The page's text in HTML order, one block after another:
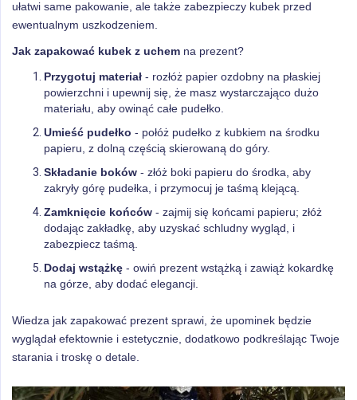
ułatwi same pakowanie, ale także zabezpieczy kubek przed
ewentualnym uszkodzeniem.
Jak zapakować kubek z uchem na prezent?
Przygotuj materiał - rozłóż papier ozdobny na płaskiej
powierzchni i upewnij się, że masz wystarczająco dużo
materiału, aby owinąć całe pudełko.
Umieść pudełko - połóż pudełko z kubkiem na środku
papieru, z dolną częścią skierowaną do góry.
Składanie boków - złóż boki papieru do środka, aby
zakryły górę pudełka, i przymocuj je taśmą klejącą.
Zamknięcie końców - zajmij się końcami papieru; złóż
dodając zakładkę, aby uzyskać schludny wygląd, i
zabezpiecz taśmą.
Dodaj wstążkę - owiń prezent wstążką i zawiąż kokardkę
na górze, aby dodać elegancji.
Wiedza jak zapakować prezent sprawi, że upominek będzie
wyglądał efektownie i estetycznie, dodatkowo podkreślając Twoje
starania i troskę o detale.